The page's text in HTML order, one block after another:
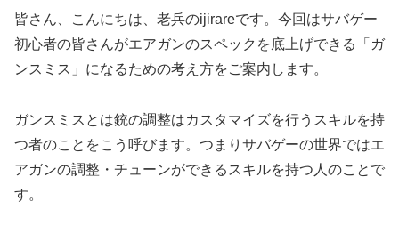
皆さん、こんにちは、老兵のijirareです。今回はサバゲー
初心者の皆さんがエアガンのスペックを底上げできる「ガ
ンスミス」になるための考え方をご案内します。
ガンスミスとは銃の調整はカスタマイズを行うスキルを持
つ者のことをこう呼びます。つまりサバゲーの世界ではエ
アガンの調整・チューンができるスキルを持つ人のことで
す。